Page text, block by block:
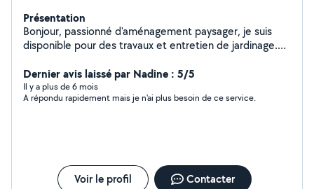
Présentation
Bonjour, passionné d'aménagement paysager, je suis
disponible pour des travaux et entretien de jardinage.
proposer mes services d'entretien et de dépannage de
chaudière à condensation ou autre système de
chauffage.
Dernier avis laissé par Nadine : 5/5
Il y a plus de 6 mois
A répondu rapidement mais je n'ai plus besoin de ce service.
Voir le profil Contacter